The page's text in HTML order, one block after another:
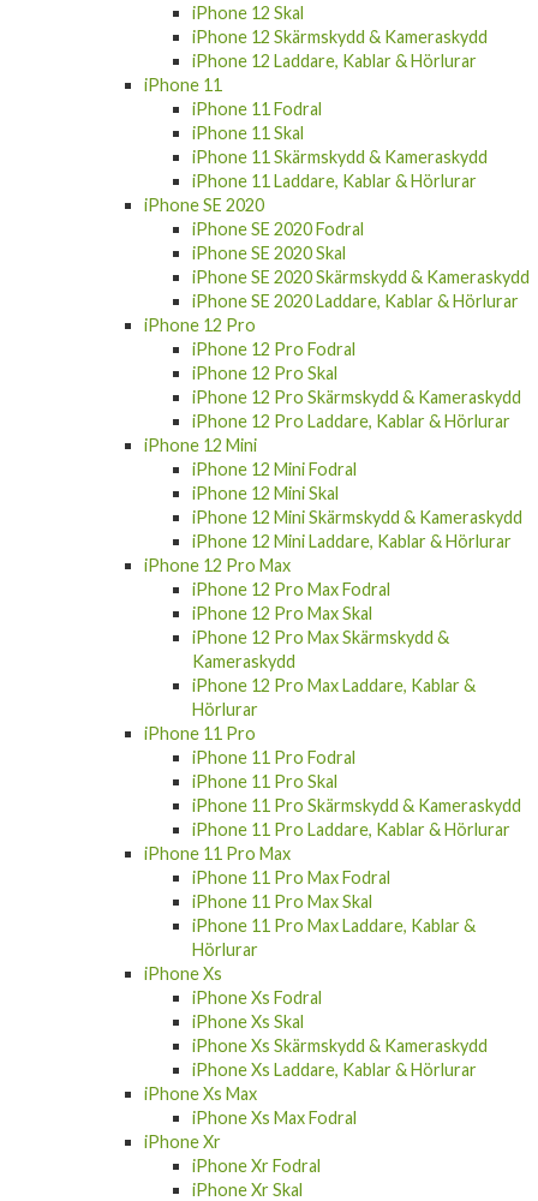
iPhone 12 Skal
iPhone 12 Skärmskydd & Kameraskydd
iPhone 12 Laddare, Kablar & Hörlurar
iPhone 11
iPhone 11 Fodral
iPhone 11 Skal
iPhone 11 Skärmskydd & Kameraskydd
iPhone 11 Laddare, Kablar & Hörlurar
iPhone SE 2020
iPhone SE 2020 Fodral
iPhone SE 2020 Skal
iPhone SE 2020 Skärmskydd & Kameraskydd
iPhone SE 2020 Laddare, Kablar & Hörlurar
iPhone 12 Pro
iPhone 12 Pro Fodral
iPhone 12 Pro Skal
iPhone 12 Pro Skärmskydd & Kameraskydd
iPhone 12 Pro Laddare, Kablar & Hörlurar
iPhone 12 Mini
iPhone 12 Mini Fodral
iPhone 12 Mini Skal
iPhone 12 Mini Skärmskydd & Kameraskydd
iPhone 12 Mini Laddare, Kablar & Hörlurar
iPhone 12 Pro Max
iPhone 12 Pro Max Fodral
iPhone 12 Pro Max Skal
iPhone 12 Pro Max Skärmskydd &
Kameraskydd
iPhone 12 Pro Max Laddare, Kablar &
Hörlurar
iPhone 11 Pro
iPhone 11 Pro Fodral
iPhone 11 Pro Skal
iPhone 11 Pro Skärmskydd & Kameraskydd
iPhone 11 Pro Laddare, Kablar & Hörlurar
iPhone 11 Pro Max
iPhone 11 Pro Max Fodral
iPhone 11 Pro Max Skal
iPhone 11 Pro Max Laddare, Kablar &
Hörlurar
iPhone Xs
iPhone Xs Fodral
iPhone Xs Skal
iPhone Xs Skärmskydd & Kameraskydd
iPhone Xs Laddare, Kablar & Hörlurar
iPhone Xs Max
iPhone Xs Max Fodral
iPhone Xr
iPhone Xr Fodral
iPhone Xr Skal